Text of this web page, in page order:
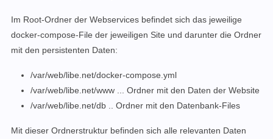
Im Root-Ordner der Webservices befindet sich das jeweilige
docker-compose-File der jeweiligen Site und darunter die Ordner
mit den persistenten Daten:
/var/web/libe.net/docker-compose.yml
/var/web/libe.net/www ... Ordner mit den Daten der Website
/var/web/libe.net/db .. Ordner mit den Datenbank-Files
Mit dieser Ordnerstruktur befinden sich alle relevanten Daten